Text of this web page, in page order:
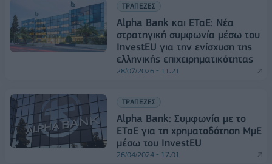
ΤΡΑΠΕΖΕΣ
Alpha Bank και ΕΤαΕ: Νέα
στρατηγική συμφωνία μέσω του
InvestEU για την ενίσχυση της
ελληνικής επιχειρηματικότητας
28/07/2026 - 11:21
ΤΡΑΠΕΖΕΣ
Alpha Bank: Συμφωνία με το
ΕΤαΕ για τη χρηματοδότηση ΜμΕ
μέσω του InvestEU
26/04/2024 - 17:01